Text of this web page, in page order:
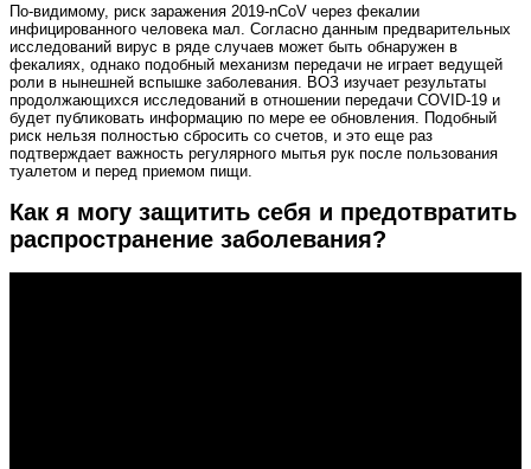
По-видимому, риск заражения 2019-nCoV через фекалии
инфицированного человека мал. Согласно данным предварительных
исследований вирус в ряде случаев может быть обнаружен в
фекалиях, однако подобный механизм передачи не играет ведущей
роли в нынешней вспышке заболевания. ВОЗ изучает результаты
продолжающихся исследований в отношении передачи COVID-19 и
будет публиковать информацию по мере ее обновления. Подобный
риск нельзя полностью сбросить со счетов, и это еще раз
подтверждает важность регулярного мытья рук после пользования
туалетом и перед приемом пищи.
Как я могу защитить себя и предотвратить
распространение заболевания?